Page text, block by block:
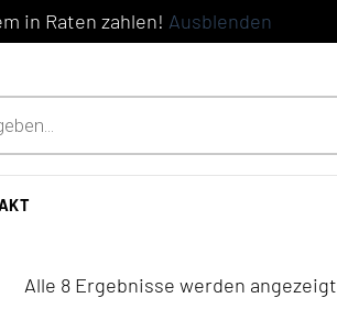
in Raten zahlen! Ausblenden
Alle 8 Ergebnisse werden angezeigt